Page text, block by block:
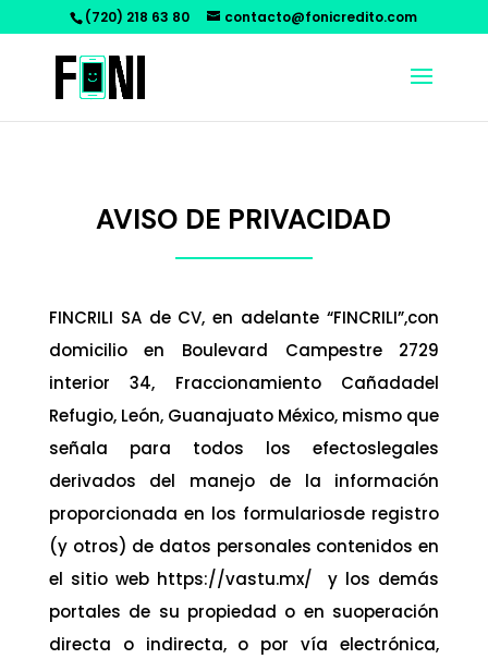
(720) 218 63 80 contacto@fonicredito.com
AVISO DE PRIVACIDAD
FINCRILI SA de CV, en adelante “FINCRILI”,con
domicilio en Boulevard Campestre 2729
interior 34, Fraccionamiento Cañadadel
Refugio, León, Guanajuato México, mismo que
señala para todos los efectoslegales
derivados del manejo de la información
proporcionada en los formulariosde registro
(y otros) de datos personales contenidos en
el sitio web https://vastu.mx/ y los demás
portales de su propiedad o en suoperación
directa o indirecta, o por vía electrónica,